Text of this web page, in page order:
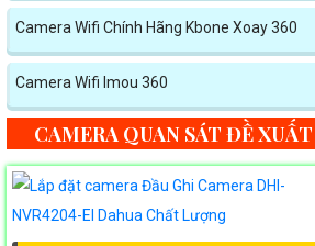
Camera Wifi Chính Hãng Kbone Xoay 360
Camera Wifi Imou 360
CAMERA QUAN SÁT ĐỀ XUẤT